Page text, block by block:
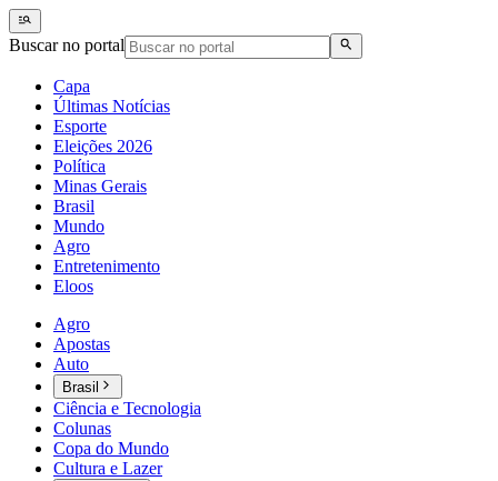
Buscar no portal
Capa
Últimas Notícias
Esporte
Eleições 2026
Política
Minas Gerais
Brasil
Mundo
Agro
Entretenimento
Eloos
Agro
Apostas
Auto
Brasil
Ciência e Tecnologia
Colunas
Copa do Mundo
Cultura e Lazer